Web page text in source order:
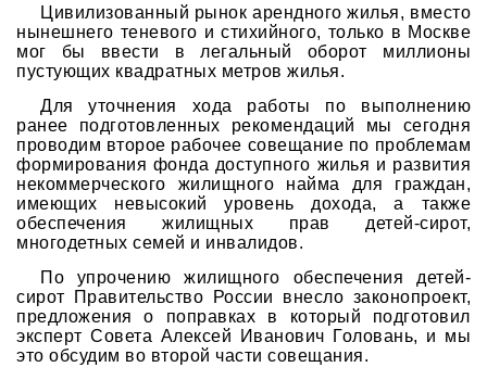
Цивилизованный рынок арендного жилья, вместо
нынешнего теневого и стихийного, только в Москве
мог бы ввести в легальный оборот миллионы
пустующих квадратных метров жилья.
Для уточнения хода работы по выполнению
ранее подготовленных рекомендаций мы сегодня
проводим второе рабочее совещание по проблемам
формирования фонда доступного жилья и развития
некоммерческого жилищного найма для граждан,
имеющих невысокий уровень дохода, а также
обеспечения жилищных прав детей-сирот,
многодетных семей и инвалидов.
По упрочению жилищного обеспечения детей-
сирот Правительство России внесло законопроект,
предложения о поправках в который подготовил
эксперт Совета Алексей Иванович Головань, и мы
это обсудим во второй части совещания.